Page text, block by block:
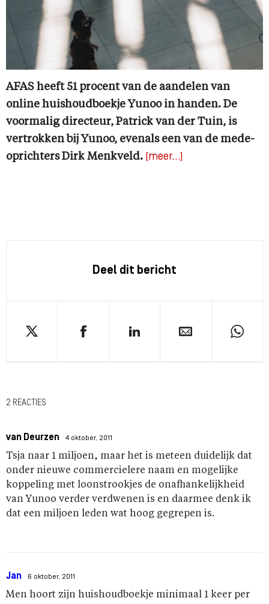
AFAS heeft 51 procent van de aandelen van
online huishoudboekje Yunoo in handen. De
voormalig directeur, Patrick van der Tuin, is
vertrokken bij Yunoo, evenals een van de mede-
oprichters Dirk Menkveld. (meer…)
Deel dit bericht
2 REACTIES
van Deurzen 4 oktober, 2011
Tsja naar 1 miljoen, maar het is meteen duidelijk dat
onder nieuwe commercielere naam en mogelijke
koppeling met loonstrookjes de onafhankelijkheid
van Yunoo verder verdwenen is en daarmee denk ik
dat een miljoen leden wat hoog gegrepen is.
Jan 6 oktober, 2011
Men hoort zijn huishoudboekje minimaal 1 keer per